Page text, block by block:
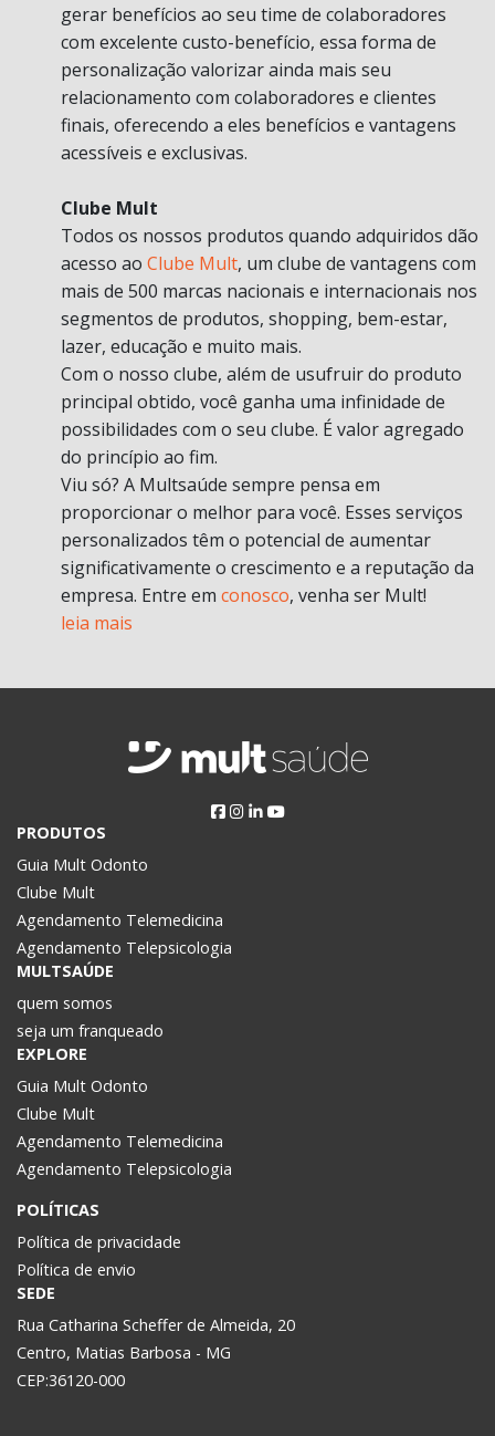
gerar benefícios ao seu time de colaboradores
com excelente custo-benefício, essa forma de
personalização valorizar ainda mais seu
relacionamento com colaboradores e clientes
finais, oferecendo a eles benefícios e vantagens
acessíveis e exclusivas.
Clube Mult
Todos os nossos produtos quando adquiridos dão
acesso ao Clube Mult, um clube de vantagens com
mais de 500 marcas nacionais e internacionais nos
segmentos de produtos, shopping, bem-estar,
lazer, educação e muito mais.
Com o nosso clube, além de usufruir do produto
principal obtido, você ganha uma infinidade de
possibilidades com o seu clube. É valor agregado
do princípio ao fim.
Viu só? A Multsaúde sempre pensa em
proporcionar o melhor para você. Esses serviços
personalizados têm o potencial de aumentar
significativamente o crescimento e a reputação da
empresa. Entre em conosco, venha ser Mult!
leia mais
PRODUTOS
Guia Mult Odonto
Clube Mult
Agendamento Telemedicina
Agendamento Telepsicologia
MULTSAÚDE
quem somos
seja um franqueado
EXPLORE
Guia Mult Odonto
Clube Mult
Agendamento Telemedicina
Agendamento Telepsicologia
POLÍTICAS
Política de privacidade
Política de envio
SEDE
Rua Catharina Scheffer de Almeida, 20
Centro, Matias Barbosa - MG
CEP:36120-000